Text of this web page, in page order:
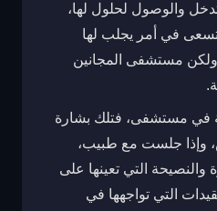
والوصول لحلول لها،
في أمر يجلب لها
ولكن مستشفى المجانين
في مستشفى، فتلك بشارة
وإذا جلست مع طبيب،
التي تعينها على
التي تواجهها في